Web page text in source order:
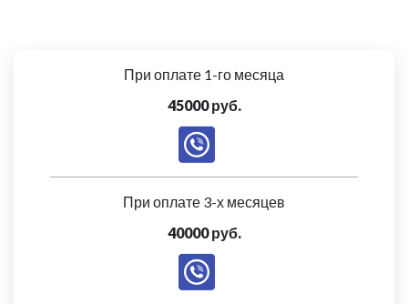
При оплате 1-го месяца
45000 руб.
При оплате 3-х месяцев
40000 руб.